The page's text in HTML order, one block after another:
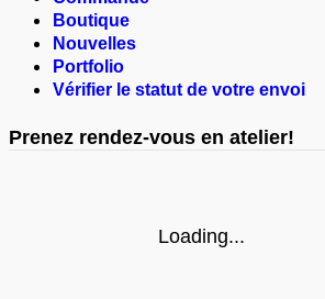
Boutique
Nouvelles
Portfolio
Vérifier le statut de votre envoi
Prenez rendez-vous en atelier!
Loading...